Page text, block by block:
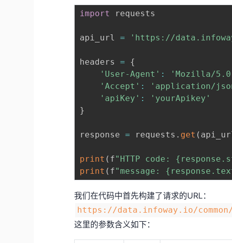
import requests
api_url = 'https://
headers =
{
'User-Agent' : 'Mozilla/
'Accept' : 'application/
'apiKey' :
'yourApikey'
}
response = requests . get (
print ( f"HTTP code:
print ( f"message:
我们在代码中首先构建了请求的URL：
https://data.infoway.io/
这里的参数含义如下：